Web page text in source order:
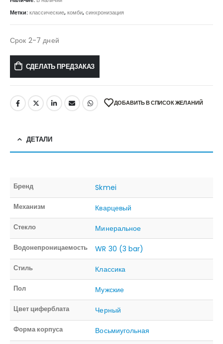
Метки:классические,комби,синхронизация
Срок 2-7 дней
СДЕЛАТЬ ПРЕДЗАКАЗ
ДОБАВИТЬ В СПИСОК ЖЕЛАНИЙ
ДЕТАЛИ
Бренд Skmei
Механизм Кварцевый
Стекло Минеральное
Водонепроницаемость WR 30 (3 bar)
Стиль Классика
Пол Мужские
Цвет циферблата Черный
Форма корпуса Восьмиугольная